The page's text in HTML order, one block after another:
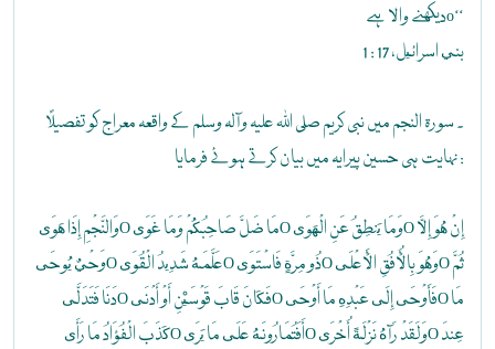
دیکھنے والا ہےo‘‘
بني اسرائيل، 17 : 1
۔ سورۃ النجم میں نبی کریم صلی اللہ علیہ وآلہ وسلم کے واقعہ معراج کو تفصیلاً
نہایت ہی حسین پیرایہ میں بیان کرتے ہوئے فرمایا :
وَالنَّجْمِ إِذَا هَوَىO مَا ضَلَّ صَاحِبُكُمْ وَمَا غَوَىO وَمَا يَنطِقُ عَنِ الْهَوَىO إِنْ هُوَ إِلَّا
وَحْيٌ يُوحَىO عَلَّمَهُ شَدِيدُ الْقُوَىO ذُو مِرَّةٍ فَاسْتَوَىO وَهُوَ بِالْأُفُقِ الْأَعْلَىO ثُمَّ
دَنَا فَتَدَلَّىO فَكَانَ قَابَ قَوْسَيْنِ أَوْ أَدْنَىO فَأَوْحَى إِلَى عَبْدِهِ مَا أَوْحَىO مَا
كَذَبَ الْفُؤَادُ مَا رَأَىO أَفَتُمَارُونَهُ عَلَى مَا يَرَىO وَلَقَدْ رَآهُ نَزْلَةً أُخْرَىO عِندَ